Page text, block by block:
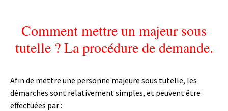
Comment mettre un majeur sous
tutelle ? La procédure de demande.
Afin de mettre une personne majeure sous tutelle, les
démarches sont relativement simples, et peuvent être
effectuées par :